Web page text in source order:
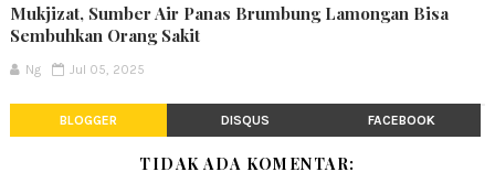
Mukjizat, Sumber Air Panas Brumbung Lamongan Bisa
Sembuhkan Orang Sakit
Ng Jul 05, 2025
BLOGGER DISQUS FACEBOOK
TIDAK ADA KOMENTAR: